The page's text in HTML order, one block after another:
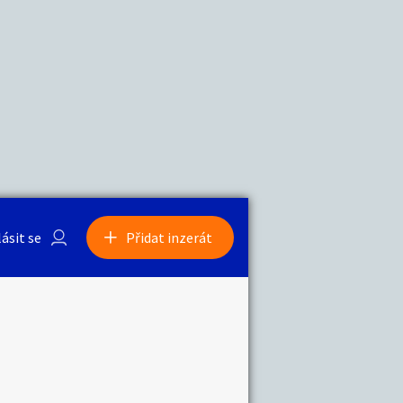
se Přidat inzerát
Sběratelství
0/1000